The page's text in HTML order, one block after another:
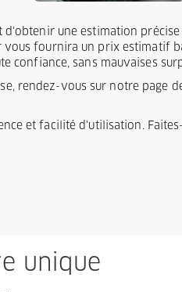
une estimation
fournira un prix estimatif
confiance, sans mauvaises
rendez-vous sur notre page
et facilité d'utilisation.
unique